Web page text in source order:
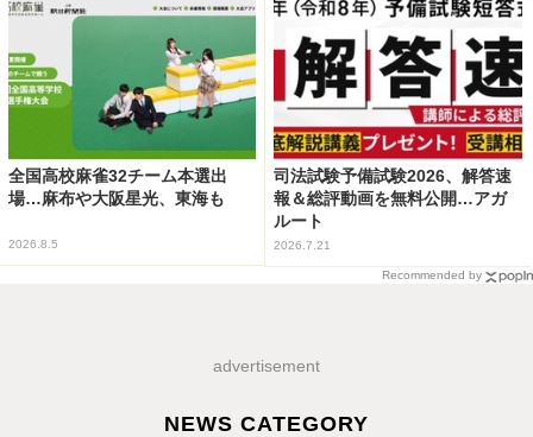
全国高校麻雀32チーム本選出
場…麻布や大阪星光、東海も
2026.8.5
司法試験予備試験2026、解答速
報＆総評動画を無料公開…アガ
ルート
2026.7.21
Recommended by
advertisement
NEWS CATEGORY